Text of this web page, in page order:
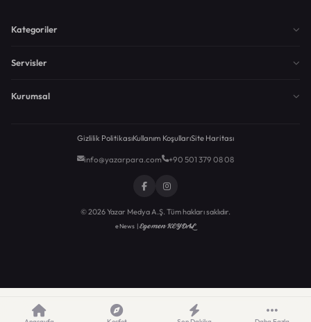
Kategoriler
Servisler
Kurumsal
Gizlilik PolitikasıKullanım KoşullarıSite Haritası
info@yazarpara.com +90 501 379 08 08
© 2026 Yazar Medya A.Ş. Tüm hakları saklıdır.
eNews |Egemen KEYDAL